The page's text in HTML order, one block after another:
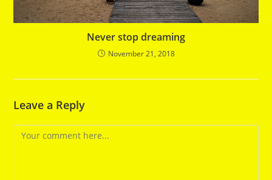
Never stop dreaming
November 21, 2018
Leave a Reply
Comment